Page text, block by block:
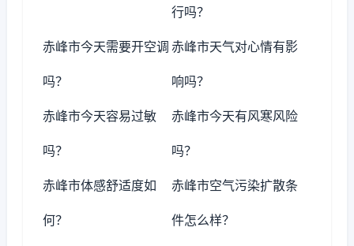
行吗？
赤峰市今天需要开空调
吗？
赤峰市天气对心情有影
响吗？
赤峰市今天容易过敏
吗？
赤峰市今天有风寒风险
吗？
赤峰市体感舒适度如
何？
赤峰市空气污染扩散条
件怎么样？